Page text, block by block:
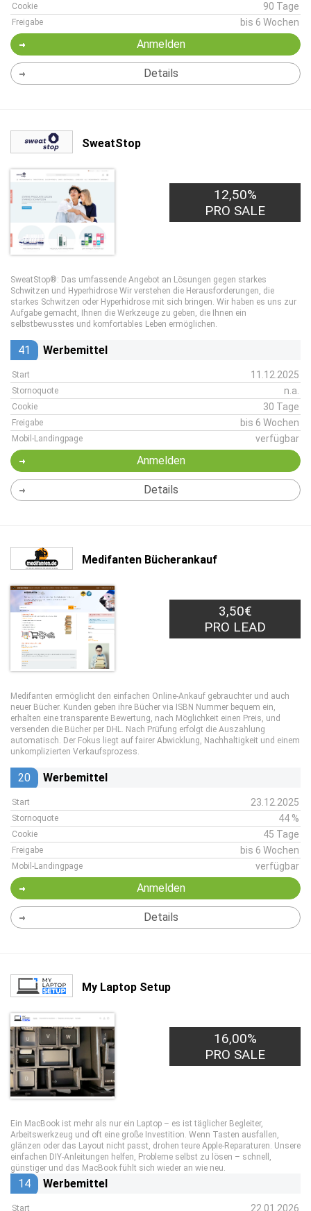
Cookie 90 Tage
Freigabe bis 6 Wochen
Anmelden
Details
SweatStop
12,50%
PRO SALE
SweatStop®: Das umfassende Angebot an Lösungen gegen starkes
Schwitzen und Hyperhidrose Wir verstehen die Herausforderungen, die
starkes Schwitzen oder Hyperhidrose mit sich bringen. Wir haben es uns zur
Aufgabe gemacht, Ihnen die Werkzeuge zu geben, die Ihnen ein
selbstbewusstes und komfortables Leben ermöglichen.
41 Werbemittel
Start 11.12.2025
Stornoquote n.a.
Cookie 30 Tage
Freigabe bis 6 Wochen
Mobil-Landingpage verfügbar
Anmelden
Details
Medifanten Bücherankauf
3,50€
PRO LEAD
Medifanten ermöglicht den einfachen Online-Ankauf gebrauchter und auch
neuer Bücher. Kunden geben ihre Bücher via ISBN Nummer bequem ein,
erhalten eine transparente Bewertung, nach Möglichkeit einen Preis, und
versenden die Bücher per DHL. Nach Prüfung erfolgt die Auszahlung
automatisch. Der Fokus liegt auf fairer Abwicklung, Nachhaltigkeit und einem
unkomplizierten Verkaufsprozess.
20 Werbemittel
Start 23.12.2025
Stornoquote 44 %
Cookie 45 Tage
Freigabe bis 6 Wochen
Mobil-Landingpage verfügbar
Anmelden
Details
My Laptop Setup
16,00%
PRO SALE
Ein MacBook ist mehr als nur ein Laptop – es ist täglicher Begleiter,
Arbeitswerkzeug und oft eine große Investition. Wenn Tasten ausfallen,
glänzen oder das Layout nicht passt, drohen teure Apple-Reparaturen. Unsere
einfachen DIY-Anleitungen helfen, Probleme selbst zu lösen – schnell,
günstiger und das MacBook fühlt sich wieder an wie neu.
14 Werbemittel
Start 22.01.2026